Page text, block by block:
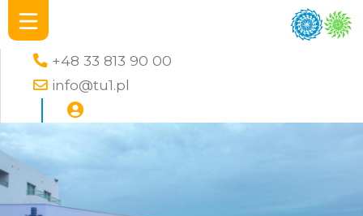
+48 33 813 90 00
info@tu1.pl